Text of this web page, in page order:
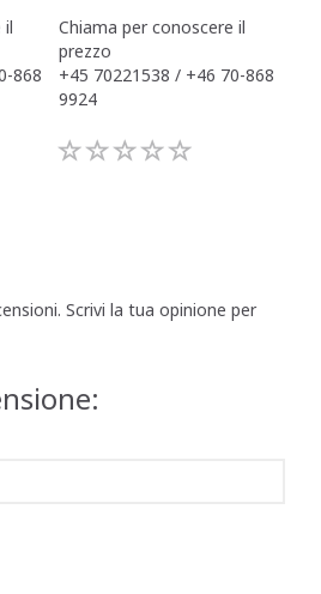
il
868
Chiama per conoscere il
prezzo
+45 70221538 / +46 70-868
9924
Scrivi la tua opinione per